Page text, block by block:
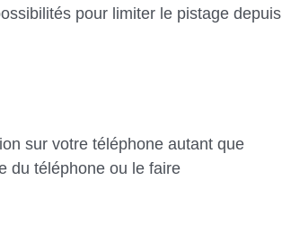
pour limiter le pistage depuis
sur votre téléphone autant que
du téléphone ou le faire